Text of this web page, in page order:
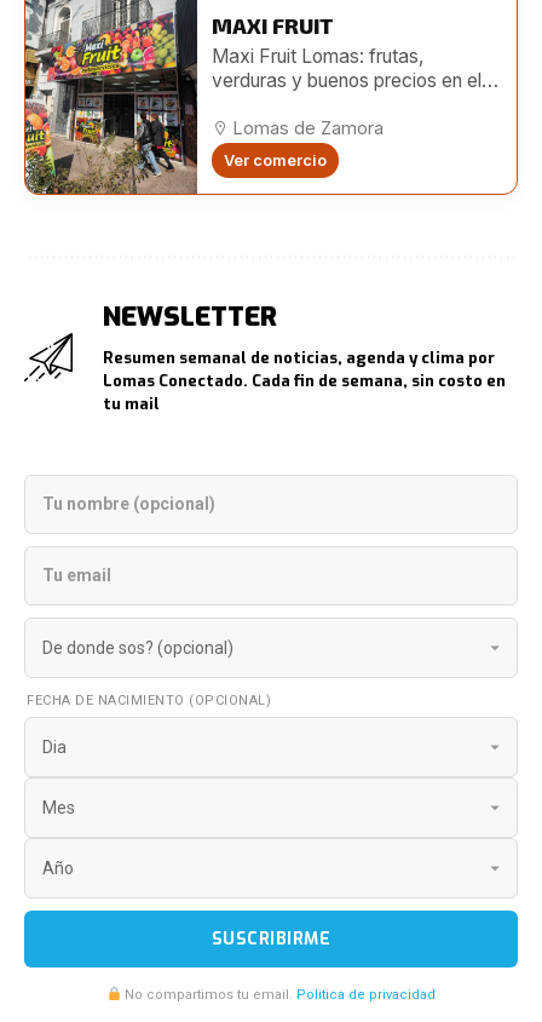
MAXI FRUIT
Maxi Fruit Lomas: frutas,
verduras y buenos precios en el
Lomas de Zamora
Ver comercio
NEWSLETTER
Resumen semanal de noticias, agenda y clima por
Lomas Conectado. Cada fin de semana, sin costo en
tu mail
FECHA DE NACIMIENTO (OPCIONAL)
SUSCRIBIRME
No compartimos tu email. Politica de privacidad